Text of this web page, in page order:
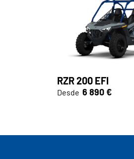
RZR 200 EFI
Desde 6 890 €